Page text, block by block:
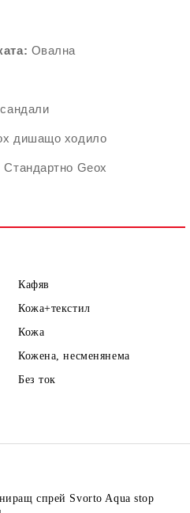
Овална
дишащо ходило
Стандартно Geox
Кафяв
Кожа+текстил
Кожа
Кожена, несменянема
Без ток
спрей Svorto Aqua stop